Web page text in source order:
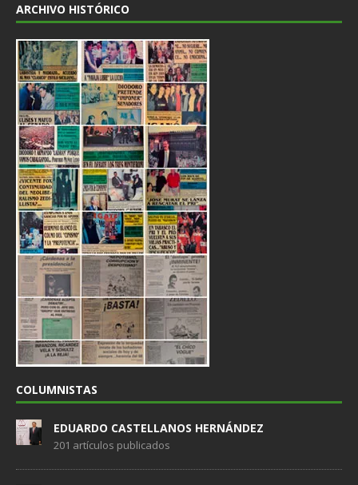
ARCHIVO HISTÓRICO
COLUMNISTAS
EDUARDO CASTELLANOS HERNÁNDEZ
201 artículos publicados